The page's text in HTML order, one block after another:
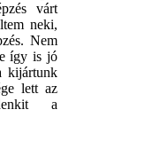
várt
neki,
Nem
így is jó
kijártunk
lett az
a